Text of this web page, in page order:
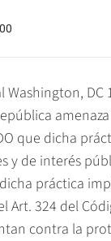
DC
que dicha
y de interés
dicha práctica
Art. 324 del
contra la